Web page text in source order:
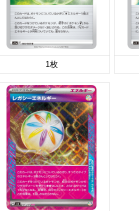
1枚